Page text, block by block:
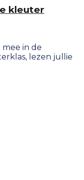
kleuter
in de
lezen jullie